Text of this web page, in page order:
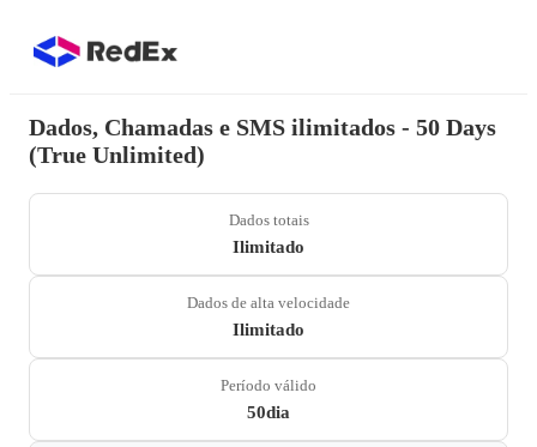
Dados, Chamadas e SMS ilimitados - 50 Days
(True Unlimited)
Dados totais
Ilimitado
Dados de alta velocidade
Ilimitado
Período válido
50dia